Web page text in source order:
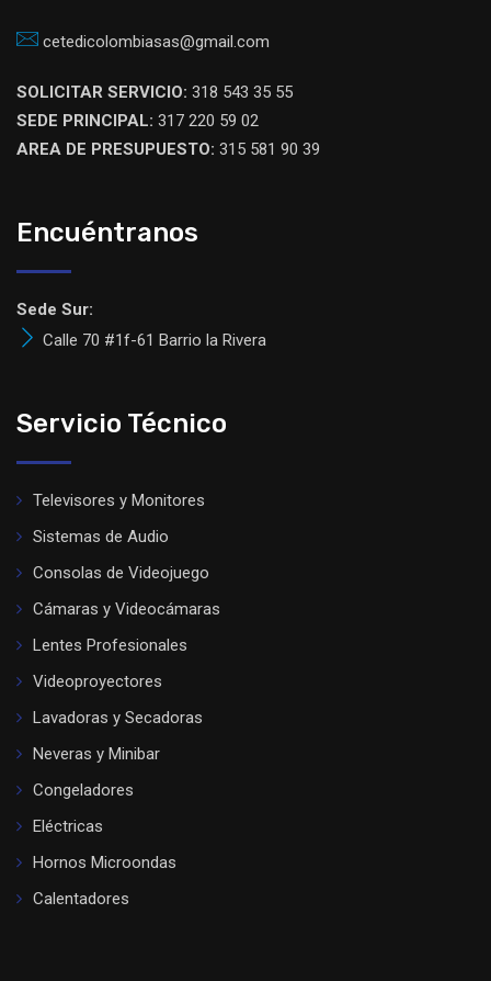
cetedicolombiasas@gmail.com
SOLICITAR SERVICIO: 318 543 35 55
SEDE PRINCIPAL: 317 220 59 02
AREA DE PRESUPUESTO: 315 581 90 39
Encuéntranos
Sede Sur:
Calle 70 #1f-61 Barrio la Rivera
Servicio Técnico
Televisores y Monitores
Sistemas de Audio
Consolas de Videojuego
Cámaras y Videocámaras
Lentes Profesionales
Videoproyectores
Lavadoras y Secadoras
Neveras y Minibar
Congeladores
Eléctricas
Hornos Microondas
Calentadores